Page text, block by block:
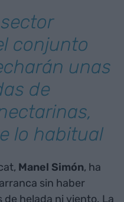
conjunto
unas
de
lo habitual
Manel Simón, ha
sin haber
helada ni viento. La